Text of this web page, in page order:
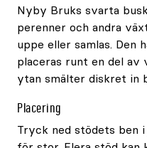
Nyby Bruks svarta
perenner och andra
uppe eller samlas. Den
placeras runt en del av
ytan smälter diskret in
Placering
Tryck ned stödets ben